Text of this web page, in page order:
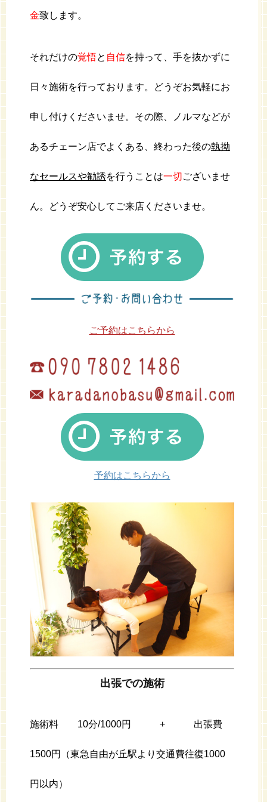
金致します。
それだけの覚悟と 自信を持って、手を抜かずに
日々施術を行っております。どうぞお気軽にお
申し付けくださいませ。その際、ノルマなどが
あるチェーン店でよくある、終わった後の執拗
なセールスや勧誘を行うことは一切ございませ
ん。どうぞ安心してご来店くださいませ。
ご予約はこちらから
予約はこちらから
出張での施術
施術料 10分/1000円 + 出張費
1500円（東急自由が丘駅より交通費往復1000
円以内）